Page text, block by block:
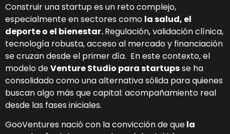
Construir una startup es un reto complejo,
especialmente en sectores como la salud, el
deporte o el bienestar.Regulación, validación clínica,
tecnología robusta, acceso al mercado y financiación
se cruzan desde el primer día. En este contexto, el
modelo deVenture Studio para startupsse ha
consolidado como una alternativa sólida para quienes
buscan algo más que capital: acompañamiento real
desde las fases iniciales.
GooVentures nació con la convicción dequela